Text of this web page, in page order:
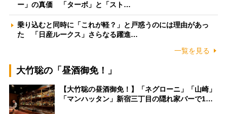
ー」の真価 「ターボ」と「スト…
乗り込むと同時に「これが軽？」と戸惑うのには理由があっ
た 「日産ルークス」さらなる躍進…
一覧を見る
大竹聡の「昼酒御免！」
【大竹聡の昼酒御免！】「ネグローニ」「山崎」
「マンハッタン」新宿三丁目の隠れ家バーで1…